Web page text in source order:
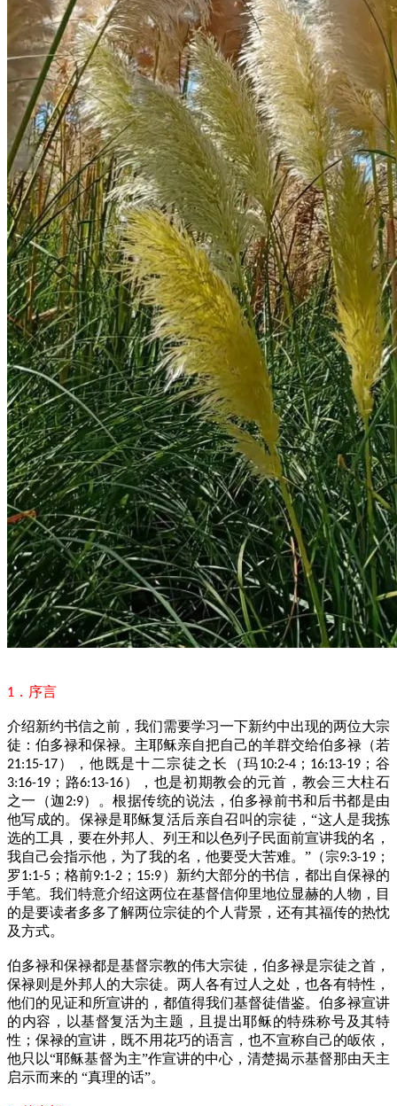
1 ．序言
介绍新约书信之前，我们需要学习一下新约中出现的两位大宗
徒：伯多禄和保禄。主耶稣亲自把自己的羊群交给伯多禄（若
21:15-17），他既是十二宗徒之长（玛10:2-4； 16:13-19；谷
3:16-19 ；路6:13-16），也是初期教会的元首，教会三大柱石
之一（迦2:9）。根据传统的说法，伯多禄前书和后书都是由
他写成的。保禄是耶稣复活后亲自召叫的宗徒，“这人是我拣
选的工具，要在外邦人、列王和以色列子民面前宣讲我的名，
我自己会指示他，为了我的名，他要受大苦难。”（宗9:3-19 ；
罗1:1-5 ；格前9:1-2 ； 15:9）新约大部分的书信，都出自保禄的
手笔。我们特意介绍这两位在基督信仰里地位显赫的人物，目
的是要读者多多了解两位宗徒的个人背景，还有其福传的热忱
及方式。
伯多禄和保禄都是基督宗教的伟大宗徒，伯多禄是宗徒之首，
保禄则是外邦人的大宗徒。两人各有过人之处，也各有特性，
他们的见证和所宣讲的，都值得我们基督徒借鉴。伯多禄宣讲
的内容，以基督复活为主题，且提出耶稣的特殊称号及其特
性；保禄的宣讲，既不用花巧的语言，也不宣称自己的皈依，
他只以“耶稣基督为主”作宣讲的中心，清楚揭示基督那由天主
启示而来的 “真理的话”。